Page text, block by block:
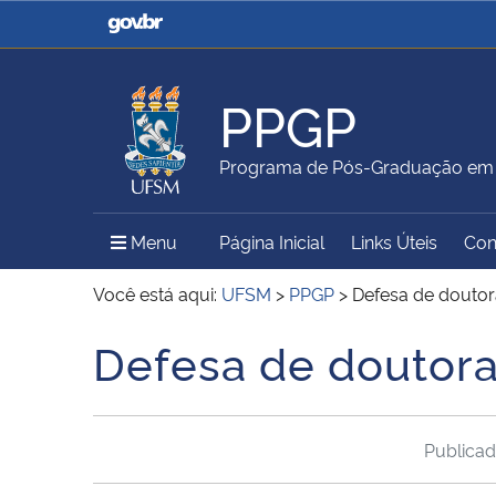
Casa Civil
Ministério da Justiça e
Ministério da Agricultura,
Pecuária e Abastecimento
Ministério da Educação
Ministério do Meio Ambiente Ministério do Turismo
Secretaria de Governo
Gabinete de Segurança
PPGP
Programa de Pós-Graduação
Menu Menu Principal do Sítio
Página Inicial Links Úteis
Você está aqui: UFSM > PPGP > Defesa de
Início do conteúdo
Defesa de